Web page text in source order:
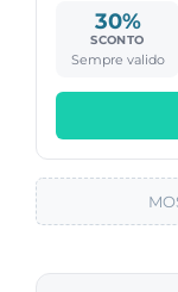
30%
SCONTO
Sempre valido